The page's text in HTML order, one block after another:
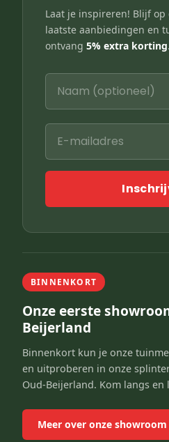
Laat je inspireren! Blijf op
laatste aanbiedingen en
ontvang 5% extra korting.
BINNENKORT
Onze eerste
Beijerland
Binnenkort kun je onze
en uitproberen in onze
Oud-Beijerland. Kom langs
Meer over onze showroom